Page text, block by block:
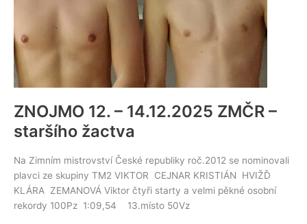
ZNOJMO 12. – 14.12.2025 ZMČR –
staršího žactva
Na Zimním mistrovství České republiky roč.2012 se nominovali
plavci ze skupiny TM2 VIKTOR CEJNAR KRISTIÁN HVIŽĎ
KLÁRA ZEMANOVÁ Viktor čtyři starty a velmi pěkné osobní
rekordy 100Pz 1:09,54 13.místo 50Vz